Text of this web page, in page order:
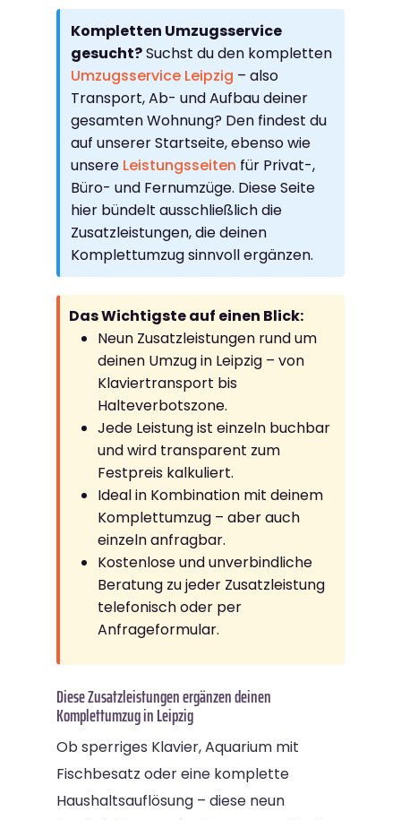
Kompletten Umzugsservice
gesucht?Suchst du den kompletten
Umzugsservice Leipzig – also
Transport, Ab- und Aufbau deiner
gesamten Wohnung? Den findest du
auf unserer Startseite, ebenso wie
unsere Leistungsseiten für Privat-,
Büro- und Fernumzüge. Diese Seite
hier bündelt ausschließlich die
Zusatzleistungen, die deinen
Komplettumzug sinnvoll ergänzen.
Das Wichtigste auf einen Blick:
Neun Zusatzleistungen rund um
deinen Umzug in Leipzig – von
Klaviertransport bis
Halteverbotszone.
Jede Leistung ist einzeln buchbar
und wird transparent zum
Festpreis kalkuliert.
Ideal in Kombination mit deinem
Komplettumzug – aber auch
einzeln anfragbar.
Kostenlose und unverbindliche
Beratung zu jeder Zusatzleistung
telefonisch oder per
Anfrageformular.
Diese Zusatzleistungen ergänzen deinen
Komplettumzug in Leipzig
Ob sperriges Klavier, Aquarium mit
Fischbesatz oder eine komplette
Haushaltsauflösung – diese neun